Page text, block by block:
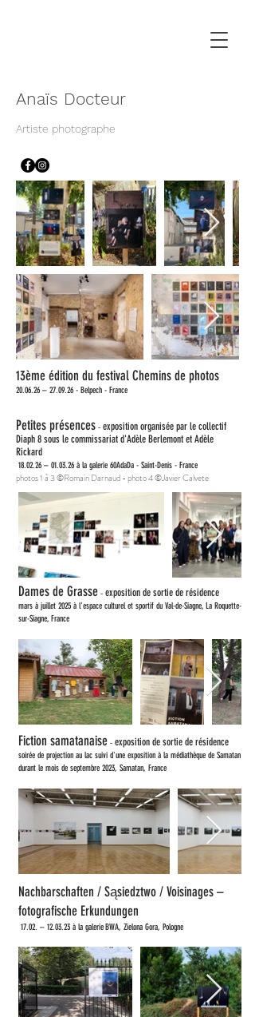
Anaïs Docteur
Artiste photographe
13ème édition du festival Chemins de photos
20.06.26 – 27.09.26 - Belpech - France
Petites présences- exposition organisée par le collectif
Diaph 8 sous le commissariat d'Adèle Berlemont et Adèle
Rickard
18.02.26 – 01.03.26 à la galerie 60AdaDa - Saint-Denis - France
photos 1 à 3 ©Romain Darnaud - photo 4 ©Javier Calvete
Dames de Grasse- exposition de sortie de résidence
mars à juillet 2025 à l'espace culturel et sportif du Val-de-Siagne, La Roquette-
sur-Siagne, France
Fiction samatanaise- exposition de sortie de résidence
soirée de projection au lac suivi d'une exposition à la médiathèque de Samatan
durant le mois de septembre 2023, Samatan, France
Nachbarschaften / Sąsiedztwo / Voisinages –
fotografische Erkundungen
17.02. – 12.03.23 à la galerieBWA, Zielona Gora, Pologne